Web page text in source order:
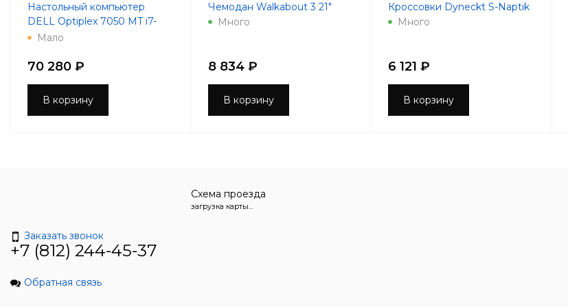
Настольный компьютер
DELL Optiplex 7050 MT i7-
7700 3.6GHz 8Gb 256Gb SSD
Win10Pro
Мало
70 280 ₽
В корзину
Чемодан Walkabout 3 21"
Много
8 834 ₽
В корзину
Кроссовки Dyneckt S-Naptik
Много
6 121 ₽
В корзину
Заказать звонок
+7 (812) 244-45-37
Обратная связь
Схема проезда
загрузка карты...